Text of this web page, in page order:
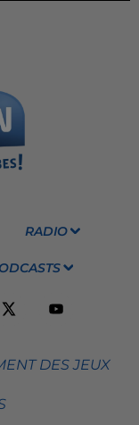
RADIO
DES JEUX